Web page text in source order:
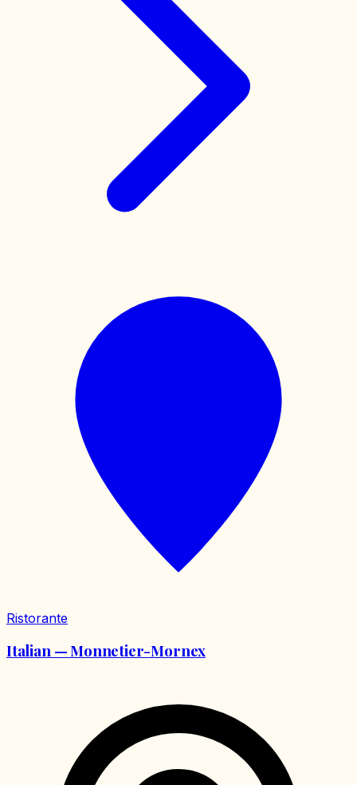
Ristorante
Italian — Monnetier-Mornex